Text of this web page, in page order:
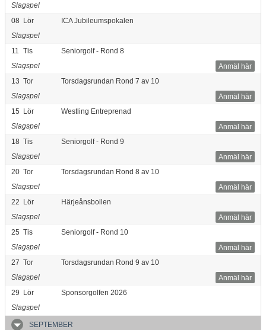
Slagspel
08 Lör
ICA Jubileumspokalen
Slagspel
11
Tis
Seniorgolf - Rond 8
Anmäl här
Slagspel
13 Tor
Torsdagsrundan Rond 7 av 10
Anmäl här
Slagspel
15 Lör
Westling Entreprenad
Anmäl här
Slagspel
18 Tis
Seniorgolf - Rond 9
Anmäl här
Slagspel
20 Tor
Torsdagsrundan Rond 8 av 10
Anmäl här
Slagspel
22 Lör
Härjeånsbollen
Anmäl här
Slagspel
25 Tis
Seniorgolf - Rond 10
Anmäl här
Slagspel
27 Tor
Torsdagsrundan Rond 9 av 10
Anmäl här
Slagspel
29 Lör
Sponsorgolfen 2026
Slagspel
SEPTEMBER